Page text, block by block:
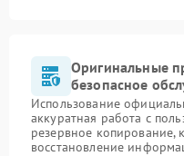
Оригинальные
безопасное
Использование
аккуратная работа с
резервное копирование,
восстановление